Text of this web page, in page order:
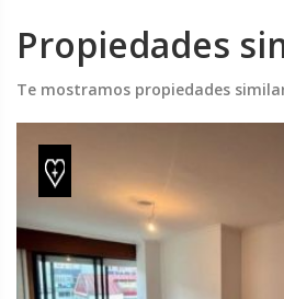
Propiedades
Te mostramos propiedades